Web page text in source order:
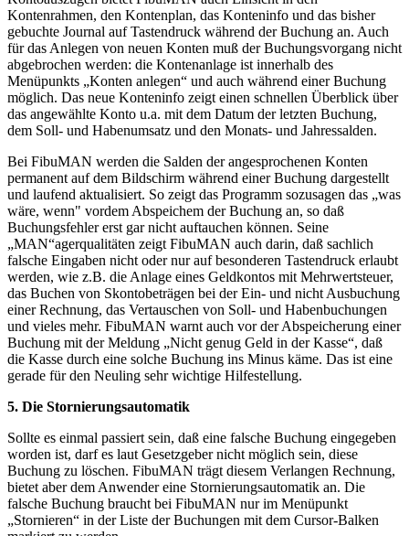
Kontenrahmen, den Kontenplan, das Konteninfo und das bisher
gebuchte Journal auf Tastendruck während der Buchung an. Auch
für das Anlegen von neuen Konten muß der Buchungsvorgang nicht
abgebrochen werden: die Kontenanlage ist innerhalb des
Menüpunkts „Konten anlegen“ und auch während einer Buchung
möglich. Das neue Konteninfo zeigt einen schnellen Überblick über
das angewählte Konto u.a. mit dem Datum der letzten Buchung,
dem Soll- und Habenumsatz und den Monats- und Jahressalden.
Bei FibuMAN werden die Salden der angesprochenen Konten
permanent auf dem Bildschirm während einer Buchung dargestellt
und laufend aktualisiert. So zeigt das Programm sozusagen das „was
wäre, wenn" vordem Abspeichem der Buchung an, so daß
Buchungsfehler erst gar nicht auftauchen können. Seine
„MAN“agerqualitäten zeigt FibuMAN auch darin, daß sachlich
falsche Eingaben nicht oder nur auf besonderen Tastendruck erlaubt
werden, wie z.B. die Anlage eines Geldkontos mit Mehrwertsteuer,
das Buchen von Skontobeträgen bei der Ein- und nicht Ausbuchung
einer Rechnung, das Vertauschen von Soll- und Habenbuchungen
und vieles mehr. FibuMAN warnt auch vor der Abspeicherung einer
Buchung mit der Meldung „Nicht genug Geld in der Kasse“, daß
die Kasse durch eine solche Buchung ins Minus käme. Das ist eine
gerade für den Neuling sehr wichtige Hilfestellung.
5. Die Stornierungsautomatik
Sollte es einmal passiert sein, daß eine falsche Buchung eingegeben
worden ist, darf es laut Gesetzgeber nicht möglich sein, diese
Buchung zu löschen. FibuMAN trägt diesem Verlangen Rechnung,
bietet aber dem Anwender eine Stornierungsautomatik an. Die
falsche Buchung braucht bei FibuMAN nur im Menüpunkt
„Stornieren“ in der Liste der Buchungen mit dem Cursor-Balken